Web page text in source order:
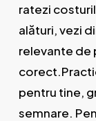
ratezi
alături, vezi
relevante de
pentru tine,
semnare.